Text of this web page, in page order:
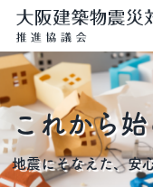
これから
地震にそなえた、安